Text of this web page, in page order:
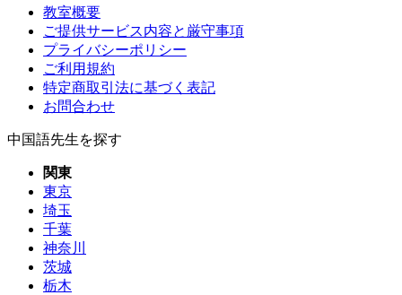
教室概要
ご提供サービス内容と厳守事項
プライバシーポリシー
ご利用規約
特定商取引法に基づく表記
お問合わせ
中国語先生を探す
関東
東京
埼玉
千葉
神奈川
茨城
栃木